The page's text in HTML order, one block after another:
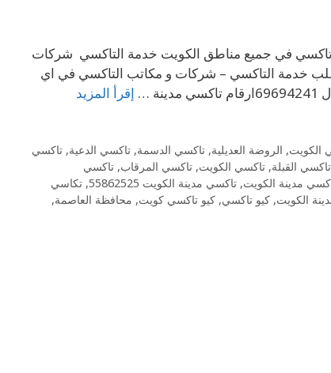
تاكسي في جميع مناطق الكويت خدمة التاكسي شركات
خدمة التاكسي – شركات و مكاتب التاكسي في اي
…
إقرأ المزيد
الكويت, الروضة العديلية, تاكسي الدسمة, تاكسي الدعية, تاكسي
تاكسي القبلة, تاكسي الكويت, تاكسي المرقاب, تاكسي
مدينة الكويت, تاكسي مدينة الكويت 55862525 , تكاسي
الكويت, كيو تاكسي, كيو تاكسي كويت, محافظة العاصمة,